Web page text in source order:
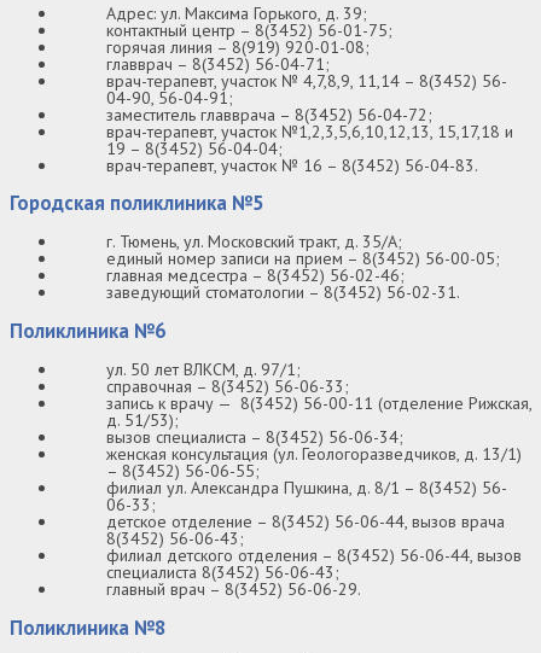
Адрес: ул. Максима Горького, д. 39;
контактный центр – 8(3452) 56-01-75;
горячая линия – 8(919) 920-01-08;
главврач – 8(3452) 56-04-71;
врач-терапевт, участок № 4,7,8,9, 11,14 – 8(3452) 56-
04-90, 56-04-91;
заместитель главврача – 8(3452) 56-04-72;
врач-терапевт, участок №1,2,3,5,6,10,12,13, 15,17,18 и
19 – 8(3452) 56-04-04;
врач-терапевт, участок № 16 – 8(3452) 56-04-83.
Городская поликлиника №5
г. Тюмень, ул. Московский тракт, д. 35/А;
единый номер записи на прием – 8(3452) 56-00-05;
главная медсестра – 8(3452) 56-02-46;
заведующий стоматологии – 8(3452) 56-02-31.
Поликлиника №6
ул. 50 лет ВЛКСМ, д. 97/1;
справочная – 8(3452) 56-06-33;
запись к врачу — 8(3452) 56-00-11 (отделение Рижская,
д. 51/53);
вызов специалиста – 8(3452) 56-06-34;
женская консультация (ул. Геологоразведчиков, д. 13/1)
– 8(3452) 56-06-55;
филиал ул. Александра Пушкина, д. 8/1 – 8(3452) 56-
06-33;
детское отделение – 8(3452) 56-06-44, вызов врача
8(3452) 56-06-43;
филиал детского отделения – 8(3452) 56-06-44, вызов
специалиста 8(3452) 56-06-43;
главный врач – 8(3452) 56-06-29.
Поликлиника №8